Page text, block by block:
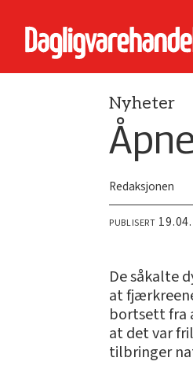
Nyheter
Redaksjonen
PUBLISERT
De såkalte
at
bortsett fra
at det var
tilbringer